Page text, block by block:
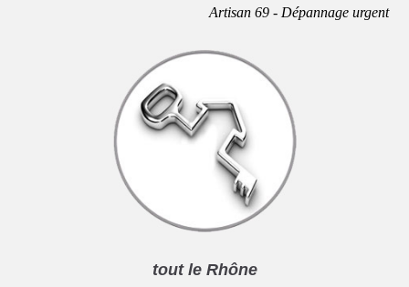
Artisan 69 - Dépannage urgent
tout le Rhône